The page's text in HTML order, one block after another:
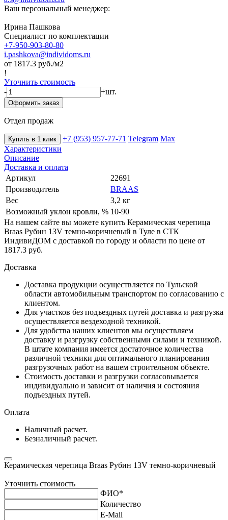
Ваш персональный менеджер:
Ирина Пашкова
Специалист по комплектации
+7-950-903-80-80
i.pashkova@individoms.ru
от 1817.3 руб./м2
!
Уточнить стоимость
-
+шт.
Оформить заказ
Отдел продаж
Купить в 1 клик +7 (953) 957-77-71 Telegram Max
Характеристики
Описание
Доставка и оплата
Артикул
22691
Производитель
BRAAS
Вес
3,2 кг
Возможный уклон кровли, % 10-90
На нашем сайте вы можете купить Керамическая черепица
Braas Рубин 13V темно-коричневый в Туле в СТК
ИндивиДОМ с доставкой по городу и области по цене от
1817.3 руб.
Доставка
Доставка продукции осуществляется по Тульской
области автомобильным транспортом по согласованию с
клиентом.
Для участков без подъездных путей доставка и разгрузка
осуществляется вездеходной техникой.
Для удобства наших клиентов мы осуществляем
доставку и разгрузку собственными силами и техникой.
В штате компания имеется достаточное количества
различной техники для оптимального планирования
разгрузочных работ на вашем строительном объекте.
Стоимость доставки и разгрузки согласовывается
индивидуально и зависит от наличия и состояния
подъездных путей.
Оплата
Наличный расчет.
Безналичный расчет.
Керамическая черепица Braas Рубин 13V темно-коричневый
Уточнить стоимость
ФИО*
Количество
E-Mail